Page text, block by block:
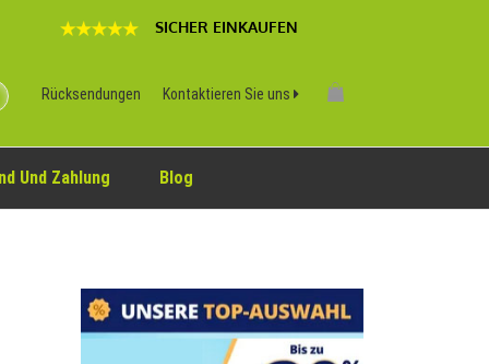
SICHER EINKAUFEN
Rücksendungen Kontaktieren Sie uns
Und Zahlung Blog